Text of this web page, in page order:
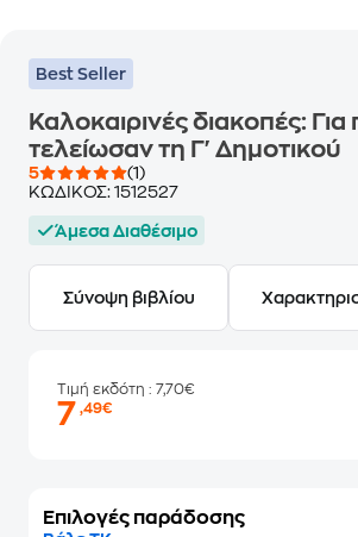
Best Seller
Καλοκαιρινές διακοπές: Για
τελείωσαν τη Γ' Δημοτικού
5
(1)
ΚΩΔΙΚΟΣ: 1512527
Άμεσα Διαθέσιμο
Σύνοψη βιβλίου
Τιμή εκδότη : 7,70€
7,49€
Επιλογές παράδοσης